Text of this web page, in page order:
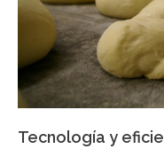
Tecnología y